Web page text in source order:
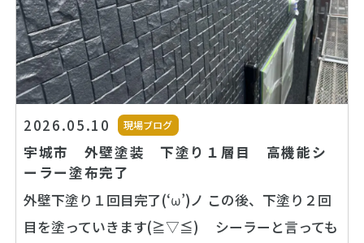
2026.05.10 現場ブログ
宇城市 外壁塗装 下塗り１層目 高機能シ
ーラー塗布完了
外壁下塗り１回目完了(‘ω’)ノ この後、下塗り２回
目を塗っていきます(≧▽≦) シーラーと言っても